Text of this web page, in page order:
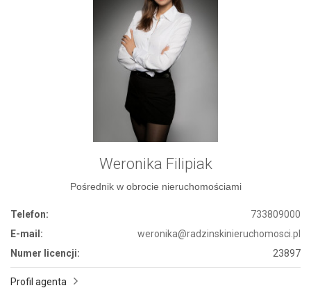
Weronika Filipiak
Pośrednik w obrocie nieruchomościami
Telefon:
733809000
E-mail:
weronika@radzinskinieruchomosci.pl
Numer licencji:
23897
Profil agenta